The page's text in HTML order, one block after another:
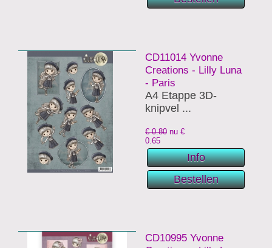
CD11014 Yvonne
Creations - Lilly Luna
- Paris
A4 Etappe 3D-
knipvel ...
€ 0.80 nu €
0.65
CD10995 Yvonne